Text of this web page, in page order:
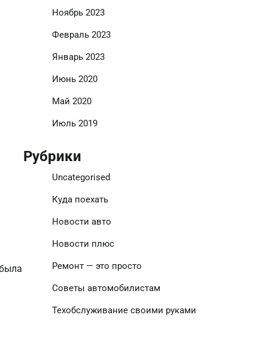
Ноябрь 2023
Февраль 2023
Январь 2023
Июнь 2020
Май 2020
Июль 2019
Рубрики
Uncategorised
Куда поехать
Новости авто
Новости плюс
Ремонт — это просто
Советы автомобилистам
Техобслуживание своими руками